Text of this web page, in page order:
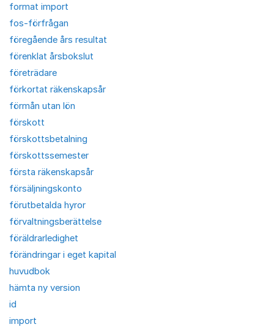
format import
fos-förfrågan
föregående års resultat
förenklat årsbokslut
företrädare
förkortat räkenskapsår
förmån utan lön
förskott
förskottsbetalning
förskottssemester
första räkenskapsår
försäljningskonto
förutbetalda hyror
förvaltningsberättelse
föräldrarledighet
förändringar i eget kapital
huvudbok
hämta ny version
id
import